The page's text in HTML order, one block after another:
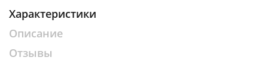
Характеристики
Описание
Отзывы